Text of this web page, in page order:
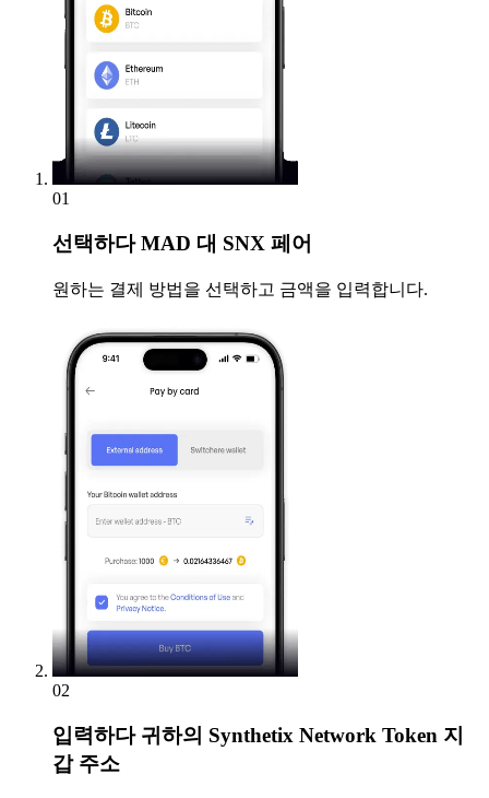
01
선택하다MAD 대 SNX 페어
원하는 결제 방법을 선택하고 금액을 입력합니다.
02
입력하다귀하의 Synthetix Network Token 지
갑 주소